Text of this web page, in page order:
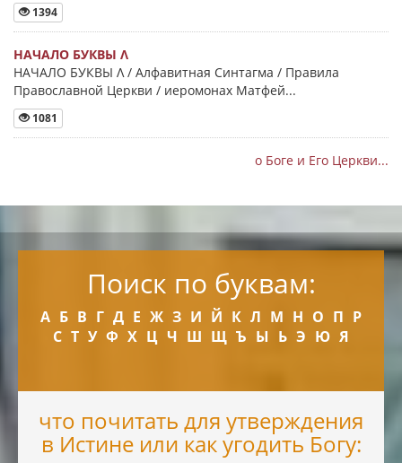
1394
НАЧАЛО БУКВЫ Λ
НАЧАЛО БУКВЫ Λ / Алфавитная Синтагма / Правила
Православной Церкви / иеромонах Матфей...
1081
о Боге и Его Церкви...
Поиск по буквам:
А Б В Г Д Е Ж З И Й К Л М Н О П Р
С Т У Ф Х Ц Ч Ш Щ Ъ Ы Ь Э Ю Я
что почитать для утверждения
в Истине или как угодить Богу: